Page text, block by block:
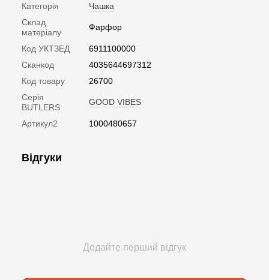
Категорія
Чашка
Склад
матеріалу
Фарфор
Код УКТЗЕД
6911100000
Сканкод
4035644697312
Код товару
26700
Серія
BUTLERS
GOOD VIBES
Артикул2 1000480657
Відгуки
Додайте перший відгук